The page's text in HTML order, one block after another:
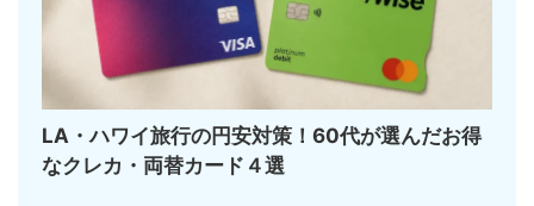
LA・ハワイ旅行の円安対策！60代が選んだお得
なクレカ・両替カード４選